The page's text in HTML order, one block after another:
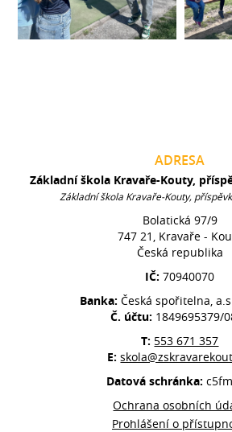
ADRESA
Základní škola Kravaře-Kouty,
Základní škola Kravaře-Kouty,
Bolatická 97/9
747 21, Kravaře -
Česká republika
IČ:70940070
Banka:Česká spořitelna,
Č. účtu: 1849695379/
T: 553 671 357
E:
Datová schránka:
Ochrana osobních
Prohlášení o